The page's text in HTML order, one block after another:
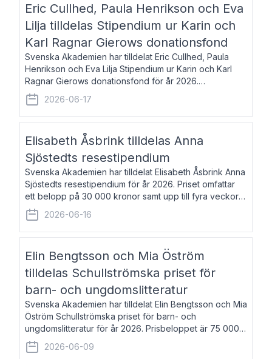
Eric Cullhed, Paula Henrikson och Eva
Lilja tilldelas Stipendium ur Karin och
Karl Ragnar Gierows donationsfond
Svenska Akademien har tilldelat Eric Cullhed, Paula
Henrikson och Eva Lilja Stipendium ur Karin och Karl
Ragnar Gierows donationsfond för år 2026.
Stipendiebeloppet är på 70 000 kronor vardera. Eric
Cullhed, född 1985, är professor i grekis
2026-06-17
Elisabeth Åsbrink tilldelas Anna
Sjöstedts resestipendium
Svenska Akademien har tilldelat Elisabeth Åsbrink Anna
Sjöstedts resestipendium för år 2026. Priset omfattar
ett belopp på 30 000 kronor samt upp till fyra veckors
fri vistelse i Akademiens lägenhet i Berlin. Elisabeth
Åsbrink, född 1965 oc
2026-06-16
Elin Bengtsson och Mia Öström
tilldelas Schullströmska priset för
barn- och ungdomslitteratur
Svenska Akademien har tilldelat Elin Bengtsson och Mia
Öström Schullströmska priset för barn- och
ungdomslitteratur för år 2026. Prisbeloppet är 75 000
kronor vardera. Elin Bengtsson, född 1987, är författare
och forskare i genusvetenskap.
2026-06-09